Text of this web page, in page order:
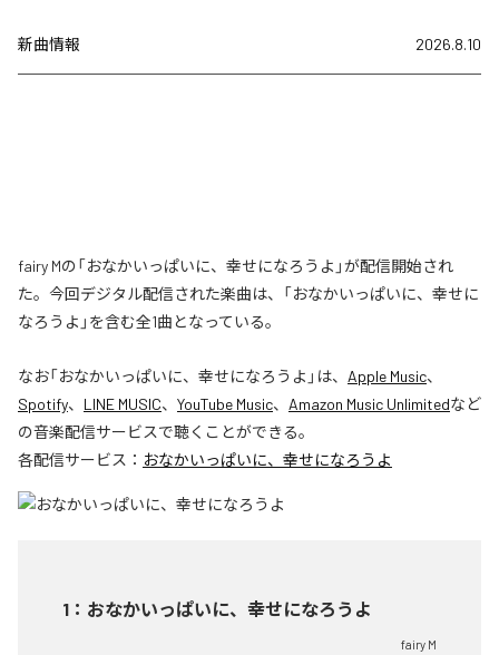
新曲情報 2026.8.10
fairy Mの「おなかいっぱいに、幸せになろうよ」が配信開始され
た。今回デジタル配信された楽曲は、「おなかいっぱいに、幸せに
なろうよ」を含む全1曲となっている。
なお「おなかいっぱいに、幸せになろうよ 」は、 Apple Music、
Spotify、 LINE MUSIC、 YouTube Music、 Amazon Music Unlimitedなど
の音楽配信サービスで聴くことができる。
各配信サービス： おなかいっぱいに、幸せになろうよ
1 ： おなかいっぱいに、幸せになろうよ
fairy M